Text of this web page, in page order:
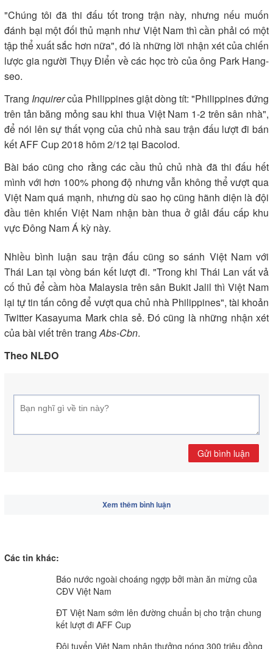
"Chúng tôi đã thi đấu tốt trong trận này, nhưng nếu muốn
đánh bại một đối thủ mạnh như Việt Nam thì cần phải có một
tập thể xuất sắc hơn nữa", đó là những lời nhận xét của chiến
lược gia người Thụy Điển về các học trò của ông Park Hang-
seo.
Trang Inquirercủa Philippines giật dòng tít: "Philippines đứng
trên tản băng mỏng sau khi thua Việt Nam 1-2 trên sân nhà",
để nói lên sự thất vọng của chủ nhà sau trận đấu lượt đi bán
kết AFF Cup 2018 hôm 2/12 tại Bacolod.
Bài báo cũng cho rằng các cầu thủ chủ nhà đã thi đấu hết
mình với hơn 100% phong độ nhưng vẫn không thể vượt qua
Việt Nam quá mạnh, nhưng dù sao họ cũng hãnh diện là đội
đầu tiên khiến Việt Nam nhận bàn thua ở giải đấu cấp khu
vực Đông Nam Á kỳ này.
Nhiều bình luận sau trận đấu cũng so sánh Việt Nam với
Thái Lan tại vòng bán kết lượt đi. "Trong khi Thái Lan vất vả
cố thủ để cầm hòa Malaysia trên sân Bukit Jalil thì Việt Nam
lại tự tin tấn công để vượt qua chủ nhà Philippines", tài khoản
Twitter Kasayuma Mark chia sẻ. Đó cũng là những nhận xét
của bài viết trên trangAbs-Cbn.
Theo NLĐO
Gửi bình luận
Xem thêm bình luận
Các tin khác:
Báo nước ngoài choáng ngợp bởi màn ăn mừng của
CĐV Việt Nam
ĐT Việt Nam sớm lên đường chuẩn bị cho trận chung
kết lượt đi AFF Cup
Đội tuyển Việt Nam nhận thưởng nóng 300 triệu đồng